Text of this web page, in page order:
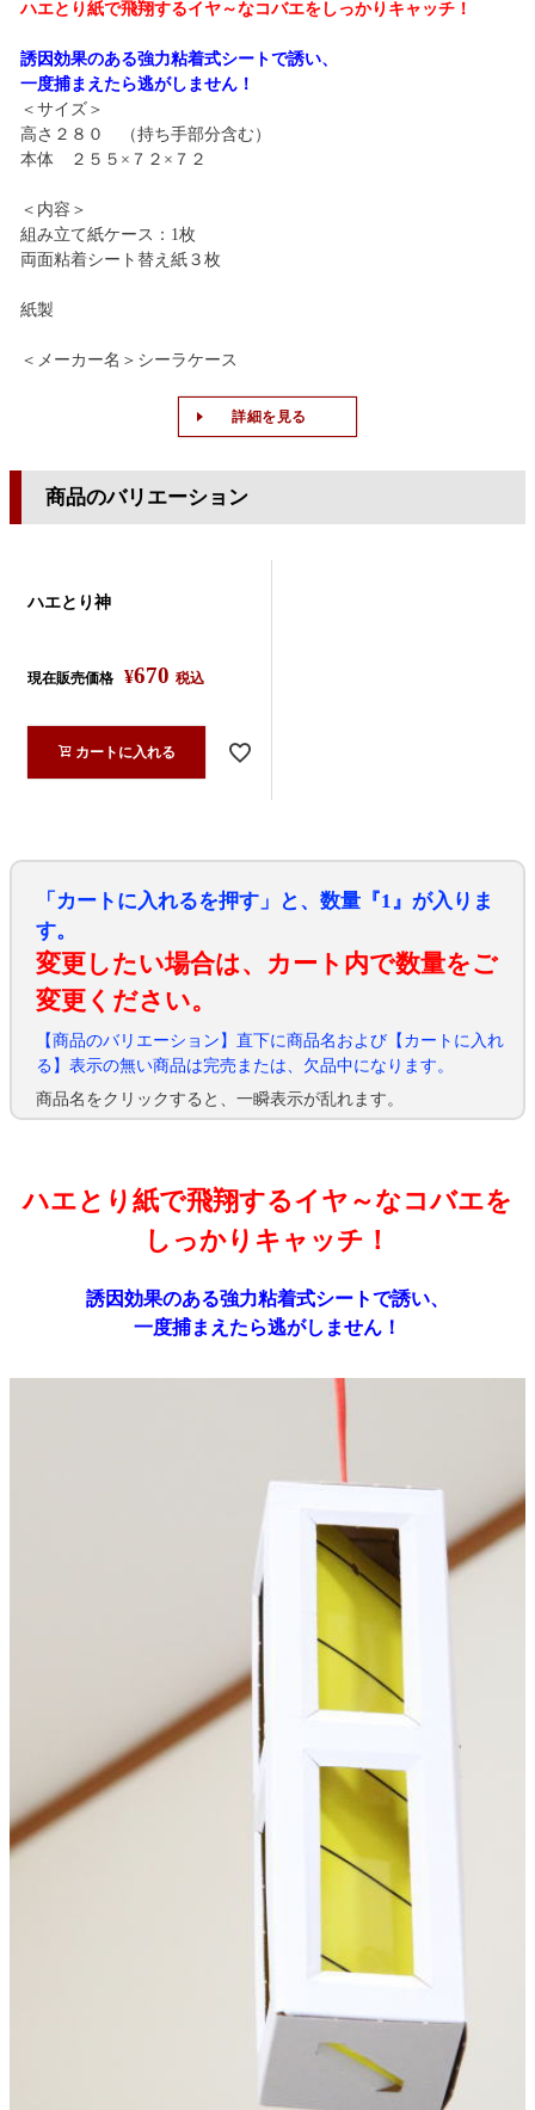
ハエとり紙で飛翔するイヤ～なコバエをしっかりキャッチ！
誘因効果のある強力粘着式シートで誘い、
一度捕まえたら逃がしません！
＜サイズ＞
高さ２８０ （持ち手部分含む）
本体 ２５５×７２×７２
＜内容＞
組み立て紙ケース：1枚
両面粘着シート替え紙３枚
紙製
＜メーカー名＞シーラケース
詳細を見る
商品のバリエーション
ハエとり神
現在販売価格 ¥670 税込
カートに入れる
「カートに入れるを押す」と、数量『1』が入りま
す。
変更したい場合は、カート内で数量をご
変更ください。
【商品のバリエーション】直下に商品名および【カートに入れ
る】表示の無い商品は完売または、欠品中になります。
商品名をクリックすると、一瞬表示が乱れます。
ハエとり紙で飛翔するイヤ～なコバエを
しっかりキャッチ！
誘因効果のある強力粘着式シートで誘い、
一度捕まえたら逃がしません！